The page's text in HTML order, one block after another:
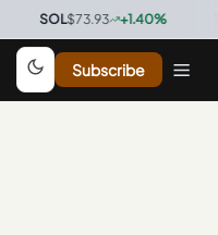
SOL$73.93 +1.40%·
Subscribe